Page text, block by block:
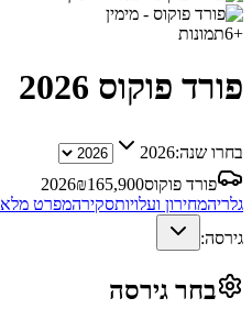
+
6תמונות
פורד פוקוס 2026
בחרו שנה:2026
פורד פוקוס
2026₪165,900
גלריהמחירון ועלויותסקירהמפרט מלא
גירסה:
בחר גירסה